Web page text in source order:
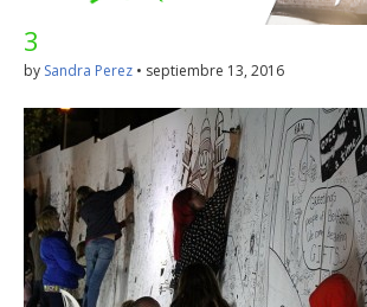
en Irlanda –
Alojamiento
Irlanda
Blog dedicado a los que viven, estudian y
Irlanda!
3
by Sandra Perez • septiembre 13, 2016